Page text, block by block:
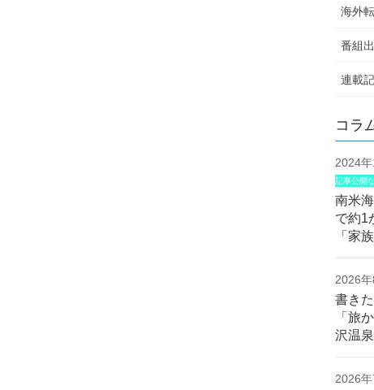
海外
番組
連載
コラ
2024
記事公開
南米
で約1
「家
2026
書き
「旅
沢温
2026